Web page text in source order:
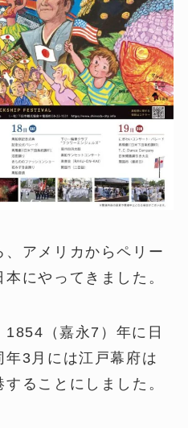
アメリカからペリー
にやってきました。
1854（嘉永7）年に日
3月には江戸幕府は
ることにしました。